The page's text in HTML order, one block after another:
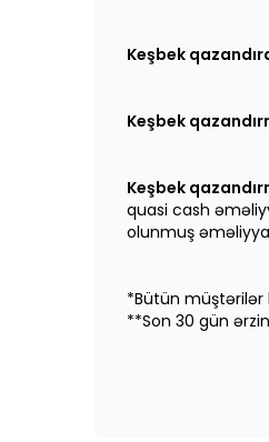
Keşbek
Keşbek
Keşbek
quasi cash
olunmuş
*Bütün
**Son 30 gün